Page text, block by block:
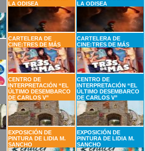
LA ODISEA
CARTELERA DE
CINE:TRES DE MÁS
CENTRO DE
INTERPRETACIÓN “EL
ÚLTIMO DESEMBARCO
DE CARLOS V”
EXPOSICIÓN DE
PINTURA DE LIDIA M.
SANCHO
LA ODISEA
CARTELERA DE
CINE:TRES DE MÁS
CENTRO DE
INTERPRETACIÓN “EL
ÚLTIMO DESEMBARCO
DE CARLOS V”
EXPOSICIÓN DE
PINTURA DE LIDIA M.
SANCHO